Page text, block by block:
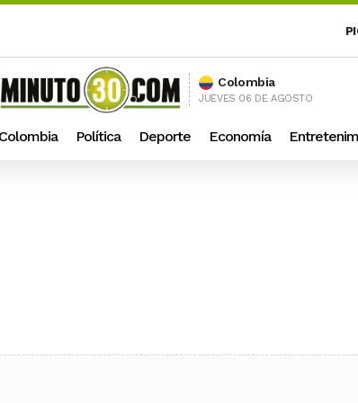
Colombia
JUEVES 06 DE AGOSTO
Colombia Política Deporte Economía